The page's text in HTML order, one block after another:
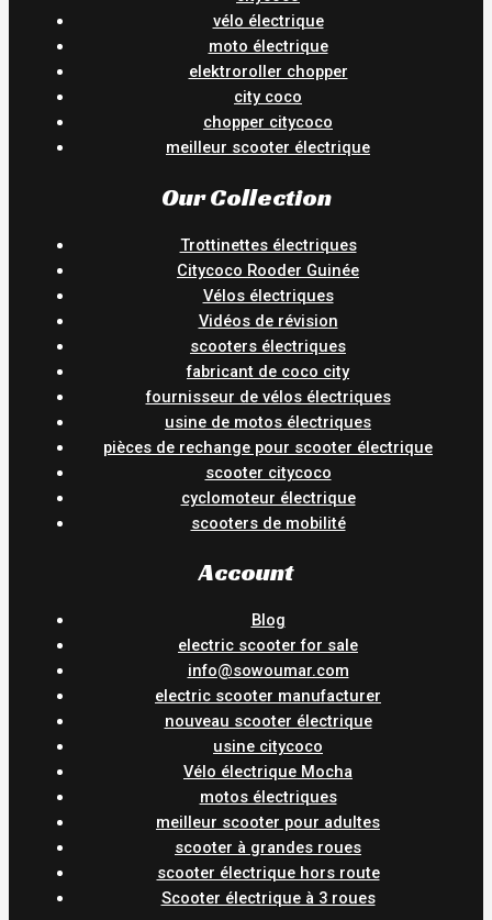
vélo électrique
moto électrique
elektroroller chopper
city coco
chopper citycoco
meilleur scooter électrique
Our Collection
Trottinettes électriques
Citycoco Rooder Guinée
Vélos électriques
Vidéos de révision
scooters électriques
fabricant de coco city
fournisseur de vélos électriques
usine de motos électriques
pièces de rechange pour scooter électrique
scooter citycoco
cyclomoteur électrique
scooters de mobilité
Account
Blog
electric scooter for sale
info@sowoumar.com
electric scooter manufacturer
nouveau scooter électrique
usine citycoco
Vélo électrique Mocha
motos électriques
meilleur scooter pour adultes
scooter à grandes roues
scooter électrique hors route
Scooter électrique à 3 roues